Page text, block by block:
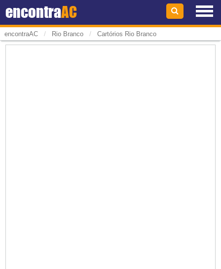
encontraAC
encontraAC / Rio Branco / Cartórios Rio Branco